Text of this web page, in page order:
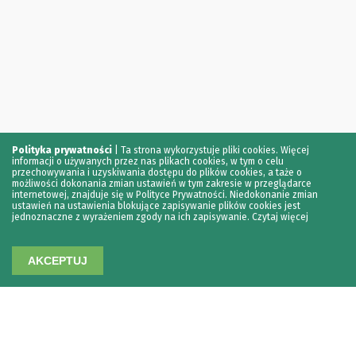
Polityka prywatności
Ta strona wykorzystuje pliki cookies. Więcej
informacji o używanych przez nas plikach cookies, w tym o celu
przechowywania i uzyskiwania dostępu do plików cookies, a taże o
możliwości dokonania zmian ustawień w tym zakresie w przeglądarce
internetowej, znajduje się w Polityce Prywatności. Niedokonanie zmian
ustawień na ustawienia blokujące zapisywanie plików cookies jest
jednoznaczne z wyrażeniem zgody na ich zapisywanie. Czytaj więcej
AKCEPTUJ